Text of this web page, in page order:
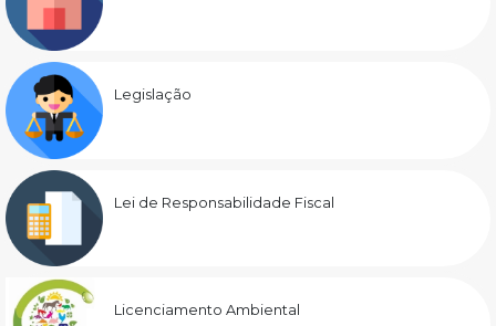
Legislação
Lei de Responsabilidade Fiscal
Licenciamento Ambiental